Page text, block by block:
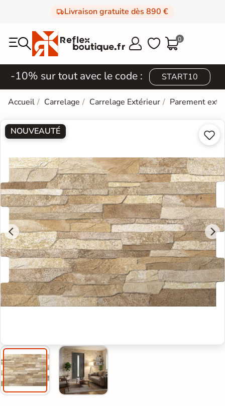
Livraison gratuite dès 890 €
  0
-10% sur tout avec le code : START10
Accueil Carrelage Carrelage Extérieur Parement
NOUVEAUTÉ 
